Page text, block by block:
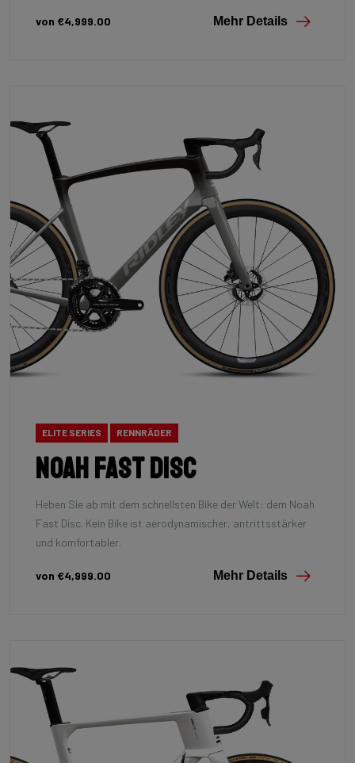
von €4,999.00 Mehr Details
ELITE SERIES RENNRÄDER
Noah Fast Disc
Heben Sie ab mit dem schnellsten Bike der Welt: dem Noah
Fast Disc. Kein Bike ist aerodynamischer, antrittsstärker
und komfortabler.
von €4,999.00 Mehr Details